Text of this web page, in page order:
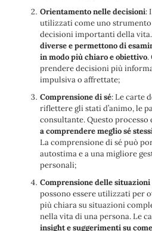
Orientamento nelle decisioni:
utilizzati come uno
decisioni importanti della vita.
diverse e permettono di
in modo più chiaro e obiettivo.
prendere decisioni più
impulsiva o affrettate;
Comprensione di sé: Le carte
riflettere gli stati d’animo, le
consultante. Questo processo
a comprendere meglio sé
La comprensione di sé può
autostima e a una migliore
personali;
Comprensione delle
possono essere utilizzati per
più chiara su situazioni
nella vita di una persona. Le
insight e suggerimenti su